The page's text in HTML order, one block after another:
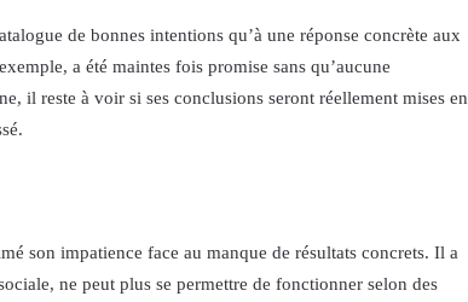
de bonnes intentions qu’à une réponse concrète aux
a été maintes fois promise sans qu’aucune
il reste à voir si ses conclusions seront réellement mises en
son impatience face au manque de résultats concrets. Il a
ne peut plus se permettre de fonctionner selon des